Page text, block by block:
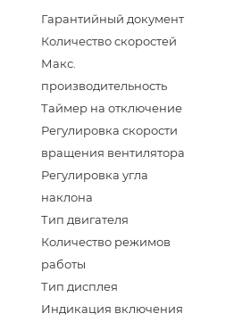
Гарантийный документ
Количество скоростей
Макс.
производительность
Таймер на отключение
Регулировка скорости
вращения вентилятора
Регулировка угла
наклона
Тип двигателя
Количество режимов
работы
Тип дисплея
Индикация включения